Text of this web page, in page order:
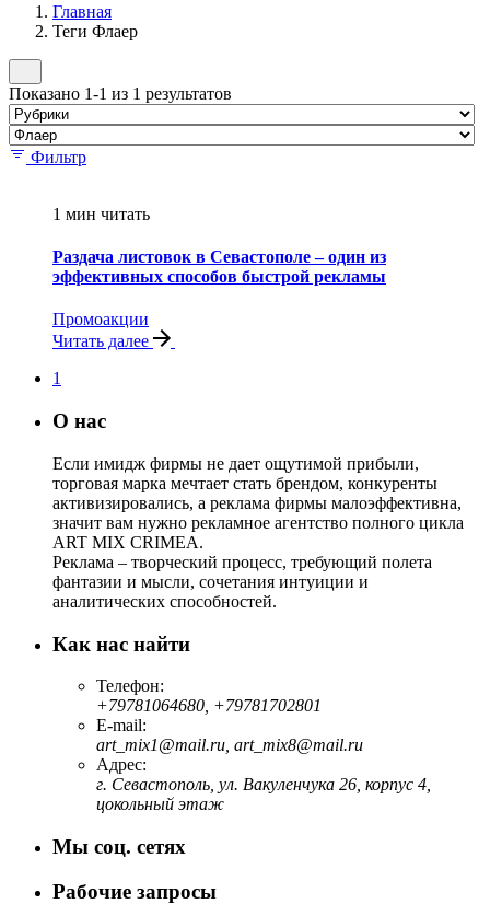
Главная
Теги Флаер
Показано 1-1 из 1 результатов
Фильтр
1 мин читать
Раздача листовок в Севастополе – один из
эффективных способов быстрой рекламы
Промоакции
Читать далее
1
О нас
Если имидж фирмы не дает ощутимой прибыли,
торговая марка мечтает стать брендом, конкуренты
активизировались, а реклама фирмы малоэффективна,
значит вам нужно рекламное агентство полного цикла
ART MIX CRIMEA.
Реклама – творческий процесс, требующий полета
фантазии и мысли, сочетания интуиции и
аналитических способностей.
Как нас найти
Телефон:
+79781064680, +79781702801
E-mail:
art_mix1@mail.ru, art_mix8@mail.ru
Адрес:
г. Севастополь, ул. Вакуленчука 26, корпус 4,
цокольный этаж
Мы соц. сетях
Рабочие запросы